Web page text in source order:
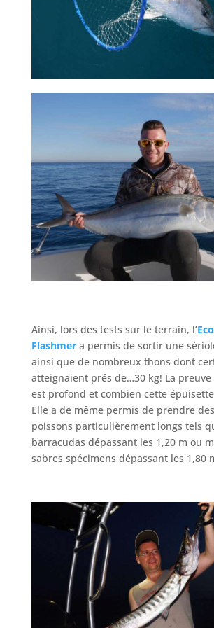
Ainsi, lors des tests sur le terrain, l’
Flashmer a permis de sortir une
ainsi que de nombreux thons dont
atteignaient prés de…30 kg! La
est profond et combien cette
Elle a de même permis de prendre des
poissons particulièrement longs tels
barracudas dépassant les 1,20 m ou
sabres spécimens dépassant les 1,80